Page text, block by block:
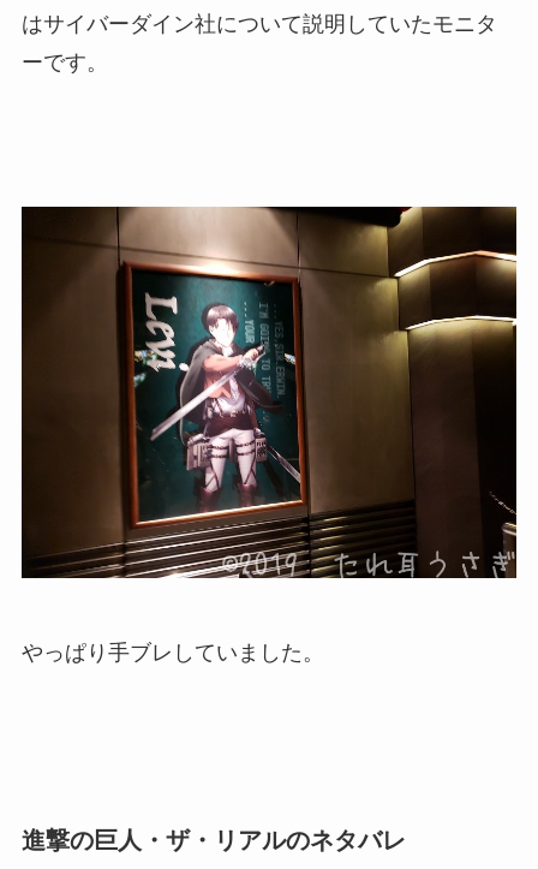
はサイバーダイン社について説明していたモニタ
ーです。
やっぱり手ブレしていました。
進撃の巨人・ザ・リアルのネタバレ